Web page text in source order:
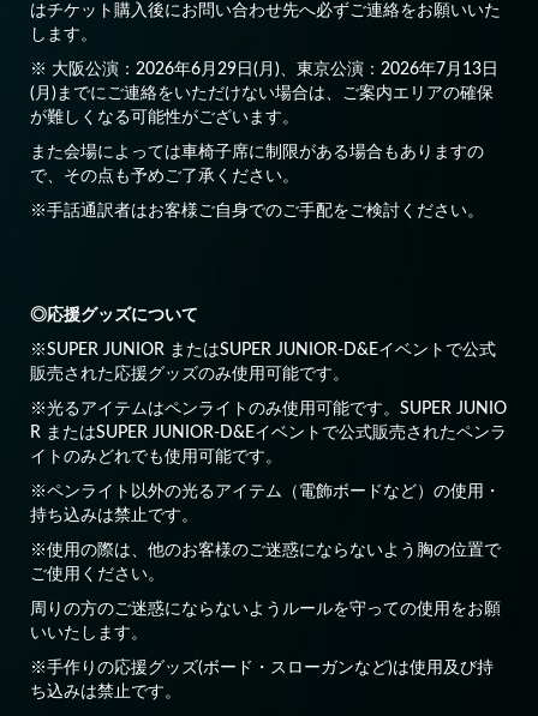
はチケット購入後にお問い合わせ先へ必ずご連絡をお願いいた
します。
※ 大阪公演：2026年6月29日(月)、東京公演：2026年7月13日
(月)までにご連絡をいただけない場合は、ご案内エリアの確保
が難しくなる可能性がございます。
また会場によっては車椅子席に制限がある場合もありますの
で、その点も予めご了承ください。
※手話通訳者はお客様ご自身でのご手配をご検討ください。
◎応援グッズについて
※SUPER JUNIOR またはSUPER JUNIOR-D&Eイベントで公式
販売された応援グッズのみ使用可能です。
※光るアイテムはペンライトのみ使用可能です。SUPER JUNIO
R またはSUPER JUNIOR-D&Eイベントで公式販売されたペンラ
イトのみどれでも使用可能です。
※ペンライト以外の光るアイテム（電飾ボードなど）の使用・
持ち込みは禁止です。
※使用の際は、他のお客様のご迷惑にならないよう胸の位置で
ご使用ください。
周りの方のご迷惑にならないようルールを守っての使用をお願
いいたします。
※手作りの応援グッズ(ボード・スローガンなど)は使用及び持
ち込みは禁止です。